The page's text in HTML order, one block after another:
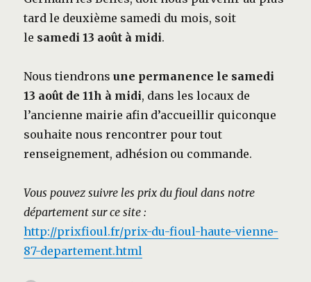
tard le deuxième samedi du mois, soit
le samedi 13 août à midi.
Nous tiendronsune permanence le samedi
13 août de 11h à midi, dans les locaux de
l’ancienne mairie afin d’accueillir quiconque
souhaite nous rencontrer pour tout
renseignement, adhésion ou commande.
Vous pouvez suivre les prix du fioul dans notre
département sur ce site :
http://prixfioul.fr/prix-du-fioul-haute-vienne-
87-departement.html